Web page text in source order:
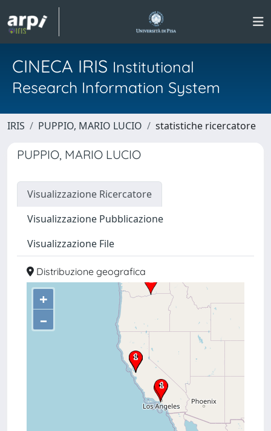
CINECA IRIS Institutional
Research Information System
IRIS PUPPIO, MARIO LUCIO statistiche ricercatore
PUPPIO, MARIO LUCIO
Visualizzazione Ricercatore
Visualizzazione Pubblicazione
Visualizzazione File
Distribuzione geografica
+
–